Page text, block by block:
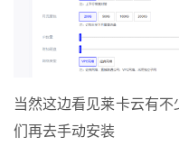
当然这边看见莱卡云有
们再去手动安装